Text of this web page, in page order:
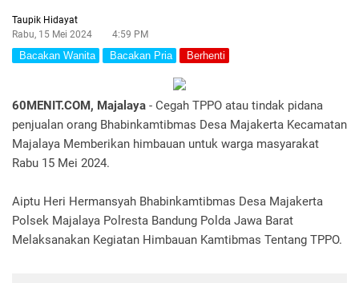
Taupik Hidayat
Rabu, 15 Mei 2024
4:59 PM
Bacakan Wanita Bacakan Pria Berhenti
60MENIT.COM, Majalaya - Cegah TPPO atau tindak pidana
penjualan orang Bhabinkamtibmas Desa Majakerta Kecamatan
Majalaya Memberikan himbauan untuk warga masyarakat
Rabu 15 Mei 2024.
Aiptu Heri Hermansyah Bhabinkamtibmas Desa Majakerta
Polsek Majalaya Polresta Bandung Polda Jawa Barat
Melaksanakan Kegiatan Himbauan Kamtibmas Tentang TPPO.